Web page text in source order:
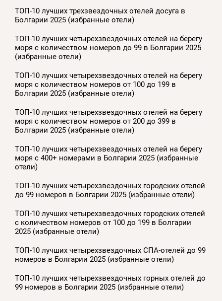
ТОП-10 лучших трехзвездочных отелей досуга в
Болгарии 2025 (избранные отели)
ТОП-10 лучших четырехзвездочных отелей на берегу
моря с количеством номеров до 99 в Болгарии 2025
(избранные отели)
ТОП-10 лучших четырехзвездочных отелей на берегу
моря с количеством номеров от 100 до 199 в
Болгарии 2025 (избранные отели)
ТОП-10 лучших четырехзвездочных отелей на берегу
моря с количеством номеров от 200 до 399 в
Болгарии 2025 (избранные отели)
ТОП-10 лучших четырехзвездочных отелей на берегу
моря с 400+ номерами в Болгарии 2025 (избранные
отели)
ТОП-10 лучших четырехзвездочных городских отелей
до 99 номеров в Болгарии 2025 (избранные отели)
ТОП-10 лучших четырехзвездочных городских отелей
с количеством номеров от 100 до 199 в Болгарии
2025 (избранные отели)
ТОП-10 лучших четырехзвездочных СПА-отелей до 99
номеров в Болгарии 2025 (избранные отели)
ТОП-10 лучших четырехзвездочных горных отелей до
99 номеров в Болгарии 2025 (избранные отели)